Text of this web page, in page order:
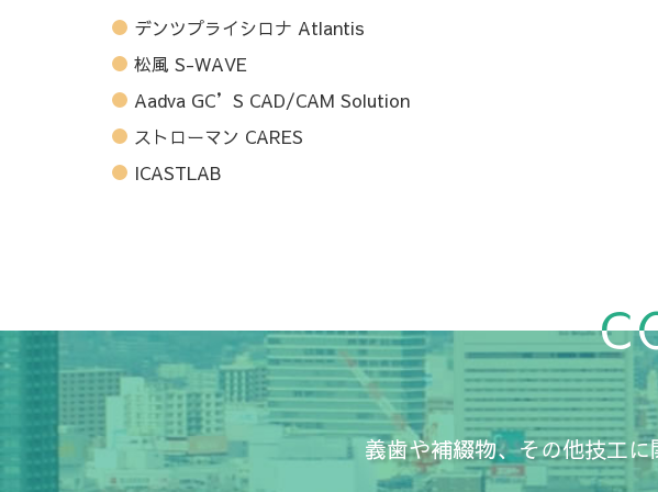
デンツプライシロナ Atlantis
松風 S-WAVE
Aadva GC’S CAD/CAM Solution
ストローマン CARES
ICASTLAB
義歯や補綴物、その他技工